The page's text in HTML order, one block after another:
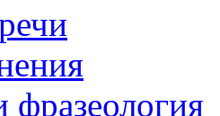
фразеология